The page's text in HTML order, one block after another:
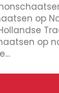
op
op